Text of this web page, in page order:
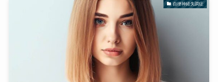
自律神経失調症